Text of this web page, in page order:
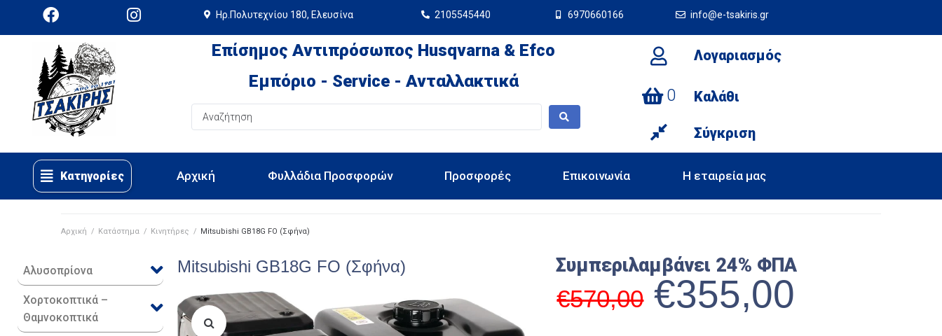
Ηρ.Πολυτεχνίου 180, Ελευσίνα 2105545440 6970660166 info@e-tsakiris.gr
Επίσημος Αντιπρόσωπος Husqvarna & Efco
Εμπόριο - Service - Ανταλλακτικά
0
Λογαριασμός
Καλάθι
Σύγκριση
Κατηγορίες Αρχική Φυλλάδια Προσφορών Προσφορές Επικοινωνία Η εταιρεία μας
Αρχική / Κατάστημα / Κινητήρες / Mitsubishi GB18G FO (Σφήνα)
Αλυσοπρίονα
Χορτοκοπτικά –
Θαμνοκοπτικά
Mitsubishi GB18G FO (Σφήνα) Συμπεριλαμβάνει 24% ΦΠΑ
€570,00 €355,00